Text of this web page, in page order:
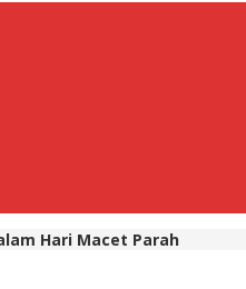
Hari Macet Parah